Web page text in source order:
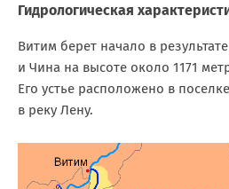
Гидрологическая
Витим берет начало в
и Чина на высоте около 1171
Его устье расположено в
в реку Лену.